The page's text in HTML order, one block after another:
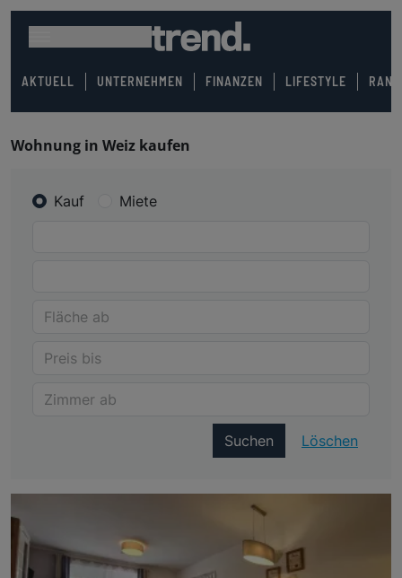
AKTUELL UNTERNEHMEN FINANZEN LIFESTYLE
Wohnung in Weiz kaufen
Kauf Miete
Suchen Löschen